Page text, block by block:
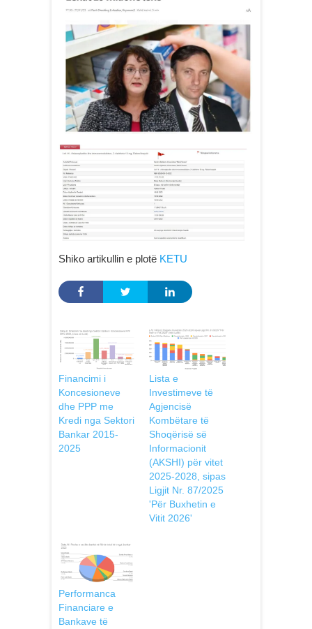
Shiko artikullin e plotë KETU
Financimi i
Koncesioneve
dhe PPP me
Kredi nga Sektori
Bankar 2015-
2025
Lista e
Investimeve të
Agjencisë
Kombëtare të
Shoqërisë së
Informacionit
(AKSHI) për vitet
2025-2028, sipas
Ligjit Nr. 87/2025
'Për Buxhetin e
Vitit 2026'
Performanca
Financiare e
Bankave të